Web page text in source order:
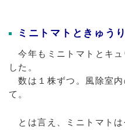
ミニトマトときゅうり
今年もミニトマトとキュ
した。
数は１株ずつ。風除室内
て。
とは言え、ミニトマト